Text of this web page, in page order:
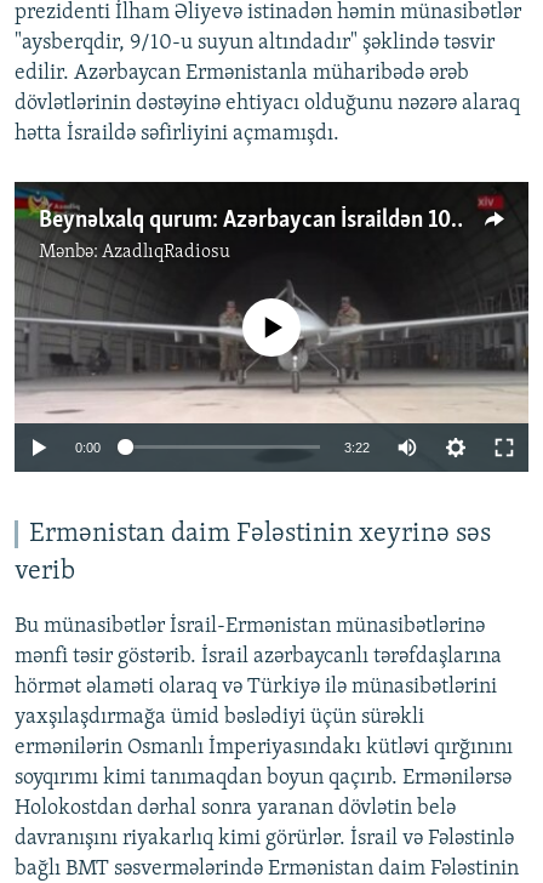
prezidenti İlham Əliyevə istinadən həmin münasibətlər
"aysberqdir, 9/10-u suyun altındadır" şəklində təsvir
edilir. Azərbaycan Ermənistanla müharibədə ərəb
dövlətlərinin dəstəyinə ehtiyacı olduğunu nəzərə alaraq
hətta İsraildə səfirliyini açmamışdı.
Beynəlxalq qurum: Azərbaycan İsraildən 100 kamikadze dron alıb
Mənbə: AzadlıqRadiosu
720p 1080p
No media source currently available
0:00 3:22
360p
1080p
Ermənistan daim Fələstinin xeyrinə səs
verib
Bu münasibətlər İsrail-Ermənistan münasibətlərinə
mənfi təsir göstərib. İsrail azərbaycanlı tərəfdaşlarına
hörmət əlaməti olaraq və Türkiyə ilə münasibətlərini
yaxşılaşdırmağa ümid bəslədiyi üçün sürəkli
ermənilərin Osmanlı İmperiyasındakı kütləvi qırğınını
soyqırımı kimi tanımaqdan boyun qaçırıb. Ermənilərsə
Holokostdan dərhal sonra yaranan dövlətin belə
davranışını riyakarlıq kimi görürlər. İsrail və Fələstinlə
bağlı BMT səsvermələrində Ermənistan daim Fələstinin